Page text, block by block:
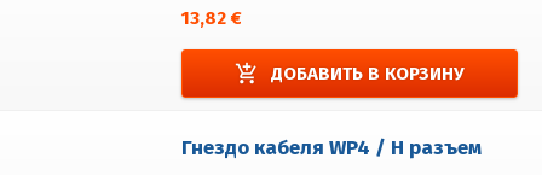
13,82 €
add_shopping_cart ДОБАВИТЬ В КОРЗИНУ
Гнездо кабеля WP4 / H разъем